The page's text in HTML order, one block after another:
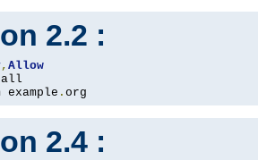
2.2 :
, Allow
example . org
2.4 :